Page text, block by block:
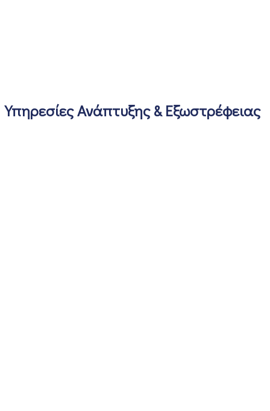
Υπηρεσίες Ανάπτυξης & Εξωστρέφειας